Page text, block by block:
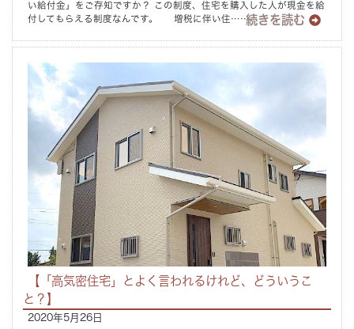
い給付金」をご存知ですか？ この制度、住宅を購入した人が現金を給
付してもらえる制度なんです。 増税に伴い住……続きを読む
【「高気密住宅」とよく言われるけれど、どういうこ
と？】
2020年5月26日